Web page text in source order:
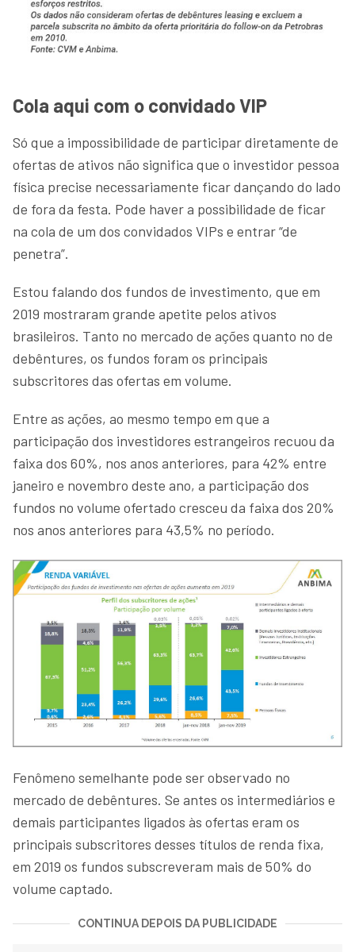
Cola aqui com o convidado VIP
Só que a impossibilidade de participar diretamente de
ofertas de ativos não significa que o investidor pessoa
física precise necessariamente ficar dançando do lado
de fora da festa. Pode haver a possibilidade de ficar
na cola de um dos convidados VIPs e entrar “de
penetra”.
Estou falando dos fundos de investimento, que em
2019 mostraram grande apetite pelos ativos
brasileiros. Tanto no mercado de ações quanto no de
debêntures, os fundos foram os principais
subscritores das ofertas em volume.
Entre as ações, ao mesmo tempo em que a
participação dos investidores estrangeiros recuou da
faixa dos 60%, nos anos anteriores, para 42% entre
janeiro e novembro deste ano, a participação dos
fundos no volume ofertado cresceu da faixa dos 20%
nos anos anteriores para 43,5% no período.
Fenômeno semelhante pode ser observado no
mercado de debêntures. Se antes os intermediários e
demais participantes ligados às ofertas eram os
principais subscritores desses títulos de renda fixa,
em 2019 os fundos subscreveram mais de 50% do
volume captado.
CONTINUA DEPOIS DA PUBLICIDADE